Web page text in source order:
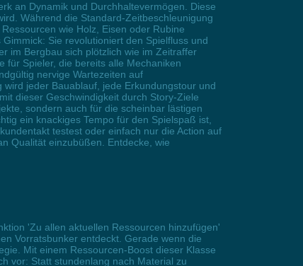
an Dynamik und Durchhaltevermögen. Diese
Während die Standard-Zeitbeschleunigung
wie Holz, Eisen oder Rubine
Sie revolutioniert den Spielfluss und
im Bergbau sich plötzlich wie im Zeitraffer
für Spieler, die bereits alle Mechaniken
nervige Wartezeiten auf
jeder Bauablauf, jede Erkundungstour und
dieser Geschwindigkeit durch Story-Ziele
sondern auch für die scheinbar lästigen
ein knackiges Tempo für den Spielspaß ist,
testest oder einfach nur die Action auf
Qualität einzubüßen. Entdecke, wie
'Zu allen aktuellen Ressourcen hinzufügen'
Vorratsbunker entdeckt. Gerade wenn die
Mit einem Ressourcen-Boost dieser Klasse
vor: Statt stundenlang nach Material zu